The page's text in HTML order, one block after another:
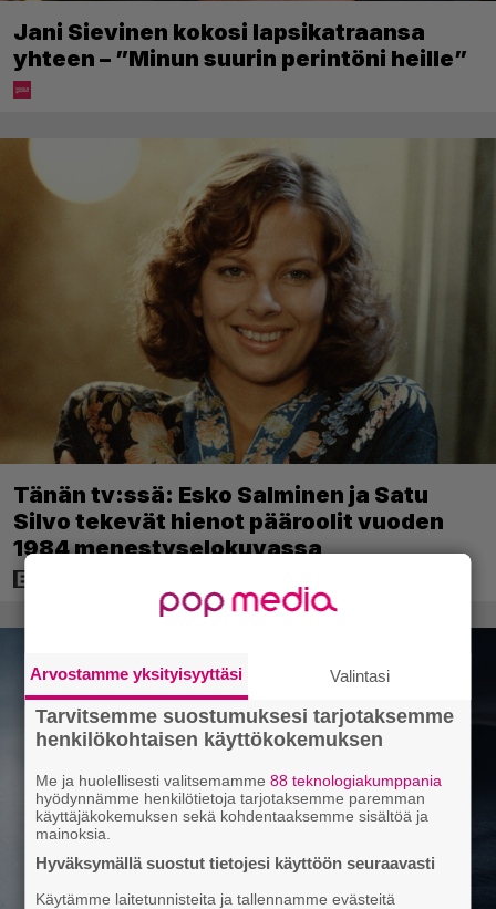
Jani Sievinen kokosi lapsikatraansa
yhteen – ”Minun suurin perintöni heille”
Tänän tv:ssä: Esko Salminen ja Satu
Silvo tekevät hienot pääroolit vuoden
1984 menestyselokuvassa
Arvostamme yksityisyyttäsi Valintasi
Tarvitsemme suostumuksesi tarjotaksemme
henkilökohtaisen käyttökokemuksen
Me ja huolellisesti valitsemamme88 teknologiakumppania
hyödynnämme henkilötietoja tarjotaksemme paremman
käyttäjäkokemuksen sekä kohdentaaksemme sisältöä ja
mainoksia.
Hyväksymällä suostut tietojesi käyttöön seuraavasti
Käytämme laitetunnisteita ja tallennamme evästeitä